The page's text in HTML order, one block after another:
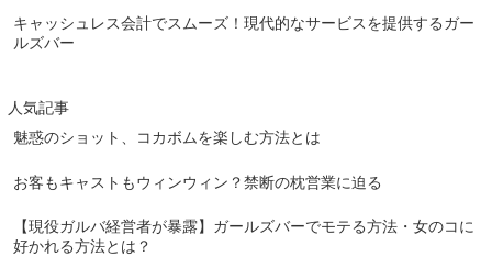
キャッシュレス会計でスムーズ！現代的なサービスを提供するガー
ルズバー
人気記事
魅惑のショット、コカボムを楽しむ方法とは
お客もキャストもウィンウィン？禁断の枕営業に迫る
【現役ガルバ経営者が暴露】ガールズバーでモテる方法・女のコに
好かれる方法とは？